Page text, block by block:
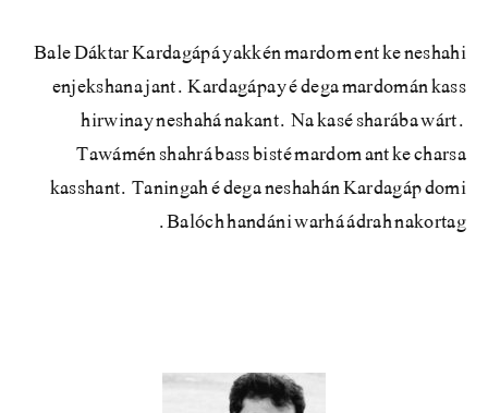
Bale Dáktar Kardagápá yakkén mardom ent ke neshahi
enjekshana jant. Kardagápay é dega mardomán kass
hirwinay neshahá nakant. Na kasé sharába wárt.
Tawámén shahrá bass bisté mardom ant ke charsa
kasshant. Taningah é dega neshahán Kardagáp domi
Balóch handáni warhá ádrah nakortag.